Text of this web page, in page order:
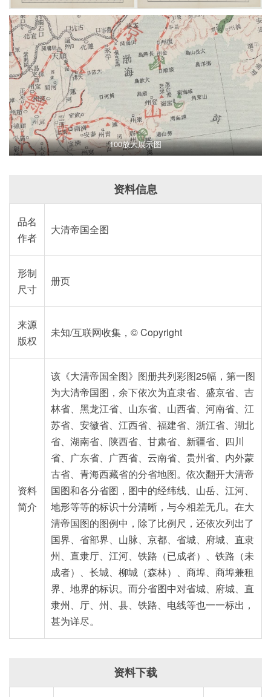
100放大展示图
资料信息
品名
作者
大清帝国全图
形制
尺寸
册页
来源
版权
未知/互联网收集，© Copyright
资料
简介
该《大清帝国全图》图册共列彩图25幅，第一图
为大清帝国图，余下依次为直隶省、盛京省、吉
林省、黑龙江省、山东省、山西省、河南省、江
苏省、安徽省、江西省、福建省、浙江省、湖北
省、湖南省、陕西省、甘肃省、新疆省、四川
省、广东省、广西省、云南省、贵州省、内外蒙
古省、青海西藏省的分省地图。依次翻开大清帝
国图和各分省图，图中的经纬线、山岳、江河、
地形等等的标识十分清晰，与今相差无几。在大
清帝国图的图例中，除了比例尺，还依次列出了
国界、省部界、山脉、京都、省城、府城、直隶
州、直隶厅、江河、铁路（已成者）、铁路（未
成者）、长城、柳城（森林）、商埠、商埠兼租
界、地界的标识。而分省图中对省城、府城、直
隶州、厅、州、县、铁路、电线等也一一标出，
甚为详尽。
资料下载